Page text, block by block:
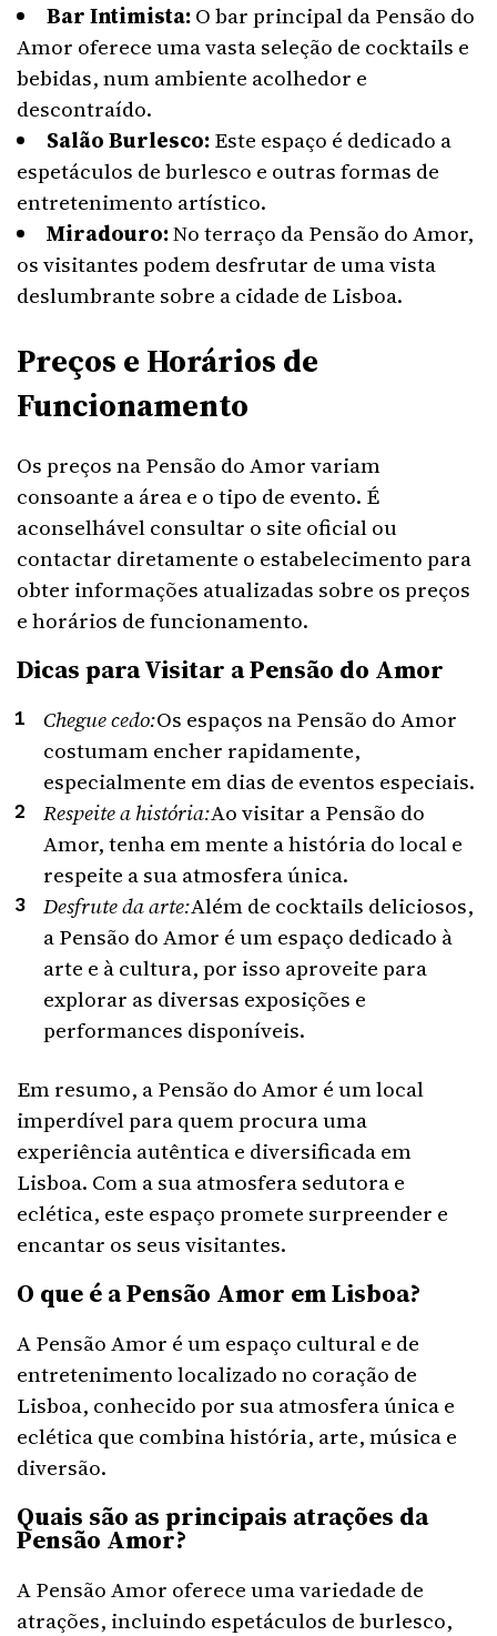
Bar Intimista:O bar principal da Pensão do
Amor oferece uma vasta seleção de cocktails e
bebidas, num ambiente acolhedor e
descontraído.
Salão Burlesco:Este espaço é dedicado a
espetáculos de burlesco e outras formas de
entretenimento artístico.
Miradouro:No terraço da Pensão do Amor,
os visitantes podem desfrutar de uma vista
deslumbrante sobre a cidade de Lisboa.
Preços e Horários de
Funcionamento
Os preços na Pensão do Amor variam
consoante a área e o tipo de evento. É
aconselhável consultar o site oficial ou
contactar diretamente o estabelecimento para
obter informações atualizadas sobre os preços
e horários de funcionamento.
Dicas para Visitar a Pensão do Amor
Chegue cedo:Os espaços na Pensão do Amor
costumam encher rapidamente,
especialmente em dias de eventos especiais.
Respeite a história:Ao visitar a Pensão do
Amor, tenha em mente a história do local e
respeite a sua atmosfera única.
Desfrute da arte:Além de cocktails deliciosos,
a Pensão do Amor é um espaço dedicado à
arte e à cultura, por isso aproveite para
explorar as diversas exposições e
performances disponíveis.
Em resumo, a Pensão do Amor é um local
imperdível para quem procura uma
experiência autêntica e diversificada em
Lisboa. Com a sua atmosfera sedutora e
eclética, este espaço promete surpreender e
encantar os seus visitantes.
O que é a Pensão Amor em Lisboa?
A Pensão Amor é um espaço cultural e de
entretenimento localizado no coração de
Lisboa, conhecido por sua atmosfera única e
eclética que combina história, arte, música e
diversão.
Quais são as principais atrações da
Pensão Amor?
A Pensão Amor oferece uma variedade de
atrações, incluindo espetáculos de burlesco,